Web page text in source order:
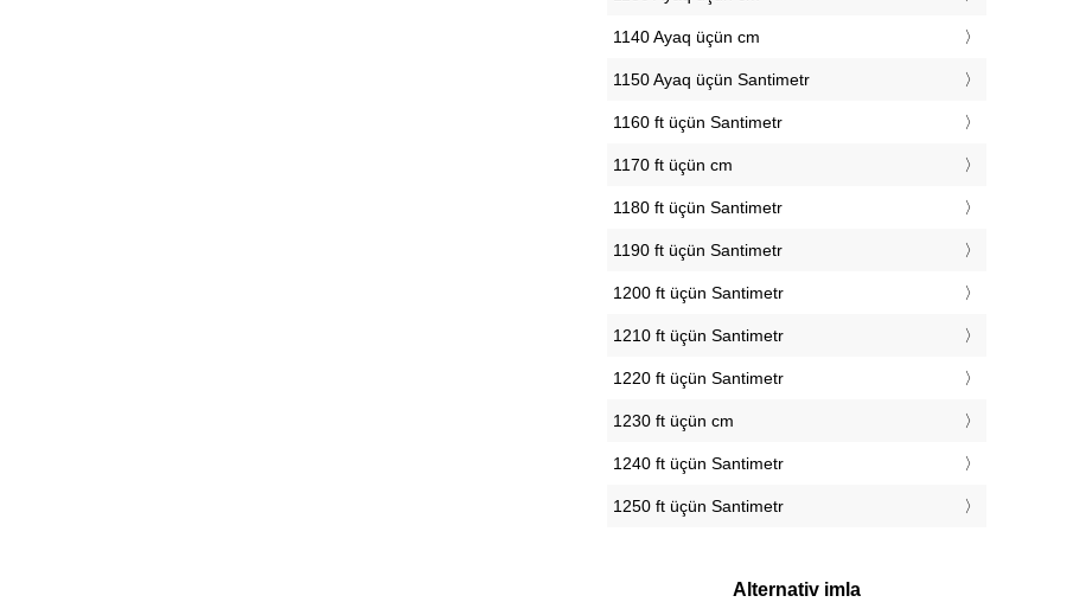
1140 Ayaq üçün cm
1150 Ayaq üçün Santimetr
1160 ft üçün Santimetr
1170 ft üçün cm
1180 ft üçün Santimetr
1190 ft üçün Santimetr
1200 ft üçün Santimetr
1210 ft üçün Santimetr
1220 ft üçün Santimetr
1230 ft üçün cm
1240 ft üçün Santimetr
1250 ft üçün Santimetr
Alternativ imla